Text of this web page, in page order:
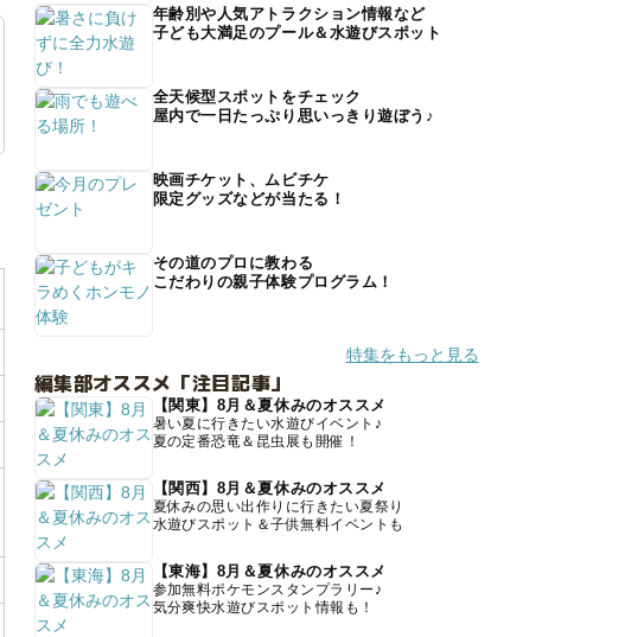
年齢別や人気アトラクション情報など
子ども大満足のプール＆水遊びスポット
全天候型スポットをチェック
屋内で一日たっぷり思いっきり遊ぼう♪
映画チケット、ムビチケ
限定グッズなどが当たる！
その道のプロに教わる
こだわりの親子体験プログラム！
特集をもっと見る
編集部オススメ「注目記事」
【関東】8月＆夏休みのオススメ
暑い夏に行きたい水遊びイベント♪
夏の定番恐竜＆昆虫展も開催！
【関西】8月＆夏休みのオススメ
夏休みの思い出作りに行きたい夏祭り
水遊びスポット＆子供無料イベントも
【東海】8月＆夏休みのオススメ
参加無料ポケモンスタンプラリー♪
気分爽快水遊びスポット情報も！